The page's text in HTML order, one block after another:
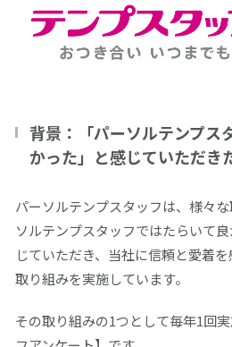
閉じる
背景：「パーソルテンプス
かった」と感じていただき
パーソルテンプスタッフは、様々
ソルテンプスタッフではたらいて
じていただき、当社に信頼と愛着
取り組みを実施しています。
その取り組みの1つとして毎年1回